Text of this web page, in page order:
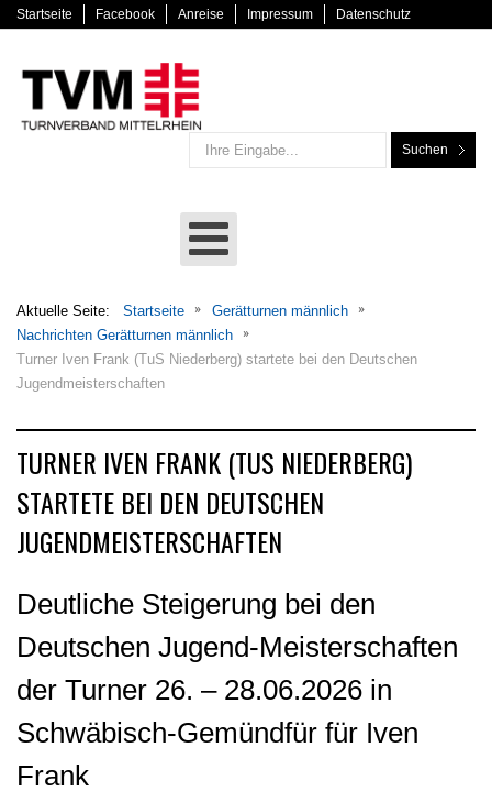
Startseite Facebook Anreise Impressum Datenschutz
Suchen
Aktuelle Seite: Startseite
Gerätturnen männlich
Nachrichten Gerätturnen männlich
Turner Iven Frank (TuS Niederberg) startete bei den Deutschen
Jugendmeisterschaften
TURNER IVEN FRANK (TUS NIEDERBERG)
STARTETE BEI DEN DEUTSCHEN
JUGENDMEISTERSCHAFTEN
Deutliche Steigerung bei den
Deutschen Jugend-Meisterschaften
der Turner 26. – 28.06.2026 in
Schwäbisch-Gemündfür für Iven
Frank